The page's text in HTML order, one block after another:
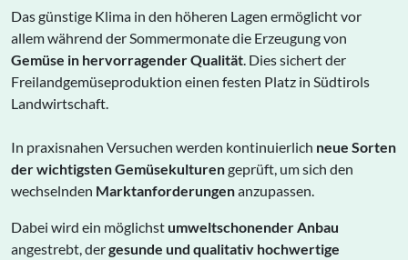
Das günstige Klima in den höheren Lagen ermöglicht vor
allem während der Sommermonate die Erzeugung von
Gemüse in hervorragender Qualität . Dies sichert der
Freilandgemüseproduktion einen festen Platz in Südtirols
Landwirtschaft.
In praxisnahen Versuchen werden kontinuierlich neue Sorten
der wichtigsten Gemüsekulturengeprüft, um sich den
wechselnden Marktanforderungenanzupassen.
Dabei wird ein möglichst umweltschonender Anbau
angestrebt, dergesunde und qualitativ hochwertige